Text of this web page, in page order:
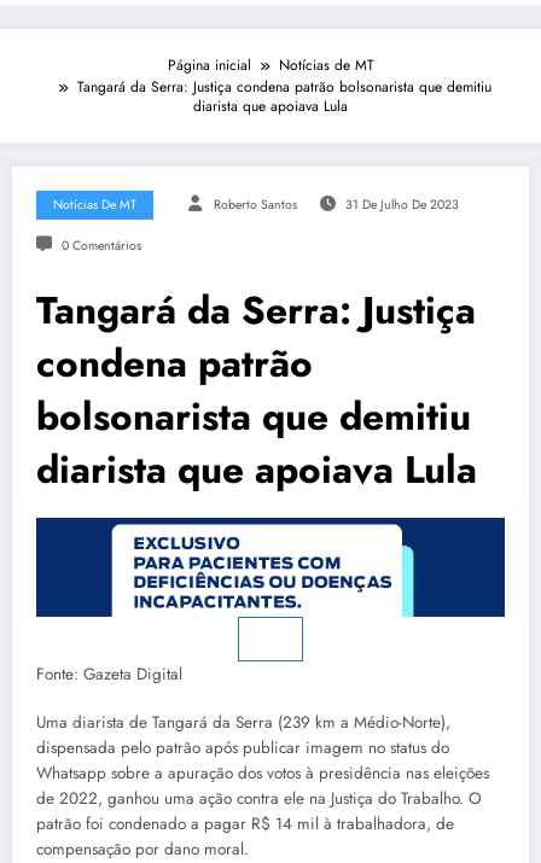
Página inicial
Notícias de MT
Tangará da Serra: Justiça condena patrão bolsonarista que demitiu
diarista que apoiava Lula
Notícias De MT Roberto Santos 31 De Julho De 2023
0 Comentários
Tangará da Serra: Justiça
condena patrão
bolsonarista que demitiu
diarista que apoiava Lula
Fonte: Gazeta Digital
Uma diarista de Tangará da Serra (239 km a Médio-Norte),
dispensada pelo patrão após publicar imagem no status do
Whatsapp sobre a apuração dos votos à presidência nas eleições
de 2022, ganhou uma ação contra ele na Justiça do Trabalho. O
patrão foi condenado a pagar R$ 14 mil à trabalhadora, de
compensação por dano moral.